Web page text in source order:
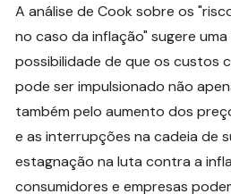
A análise de Cook sobre os
no caso da inflação" sugere
possibilidade de que os custos
pode ser impulsionado não
também pelo aumento dos
e as interrupções na cadeia de
estagnação na luta contra a
consumidores e empresas